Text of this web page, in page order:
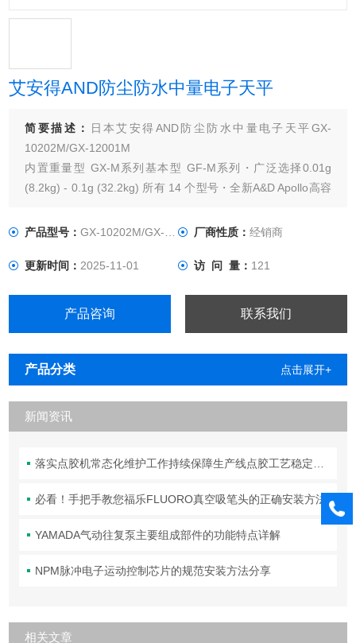
艾安得AND防尘防水中量电子天平
简要描述：
日本艾安得AND防尘防水中量电子天平GX-
10202M/GX-12001M
内置重量型 GX-M系列基本型 GF-M系列・广泛选择0.01g
(8.2kg) - 0.1g (32.2kg) 所有 14 个型号・全新A&D Apollo高容
接口丰富，并有适合嵌入式应用的故障排除方案。・可清洗，
产品型号：GX-10202M/GX-12001M 厂商性质： 经销商
更新时间：2025-11-01 访 问 量： 121
产品咨询 联系我们
产品分类 点击展开+
新闻资讯
落实点胶机常态化维护工作持续保障生产线点胶工艺稳定合规
必看！手把手教您福乐FLUORO真空吸笔头的正确安装方法
YAMADA气动往复泵主要组成部件的功能特点详解
NPM脉冲电子运动控制芯片的规范安装方法分享
相关文章